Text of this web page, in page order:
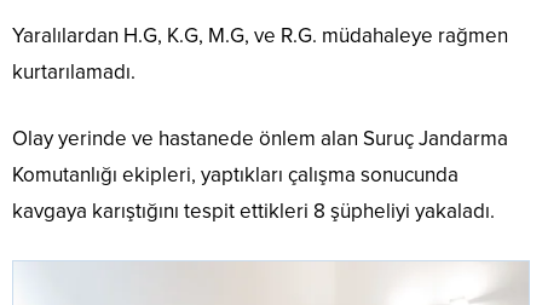
Yaralılardan H.G, K.G, M.G, ve R.G. müdahaleye rağmen
kurtarılamadı.
Olay yerinde ve hastanede önlem alan Suruç Jandarma
Komutanlığı ekipleri, yaptıkları çalışma sonucunda
kavgaya karıştığını tespit ettikleri 8 şüpheliyi yakaladı.